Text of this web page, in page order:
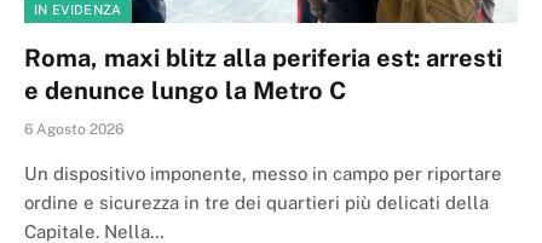
IN EVIDENZA
Roma, maxi blitz alla periferia est: arresti
e denunce lungo la Metro C
6 Agosto 2026
Un dispositivo imponente, messo in campo per riportare
ordine e sicurezza in tre dei quartieri più delicati della
Capitale. Nella…